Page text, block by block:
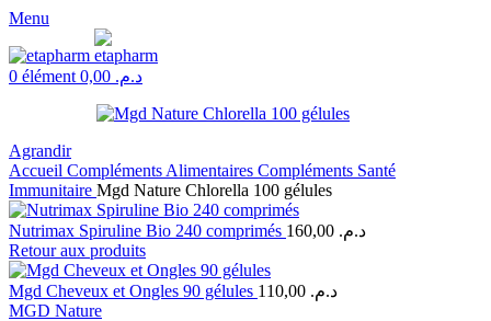
Menu
0 élément د.م.
Agrandir
Accueil Compléments Alimentaires Compléments Santé
Immunitaire Mgd Nature Chlorella 100 gélules
Nutrimax Spiruline Bio 240 comprimés د.م.
Retour aux produits
Mgd Cheveux et Ongles 90 gélules د.م.
MGD Nature